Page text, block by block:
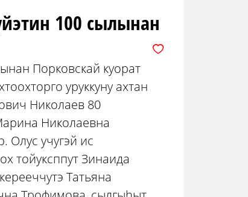
100 сылынан
Порковскай куорат
уруккуну ахтан
Николаев 80
Николаевна
Олус учугэй ис
тойуксппут Зинаида
Татьяна